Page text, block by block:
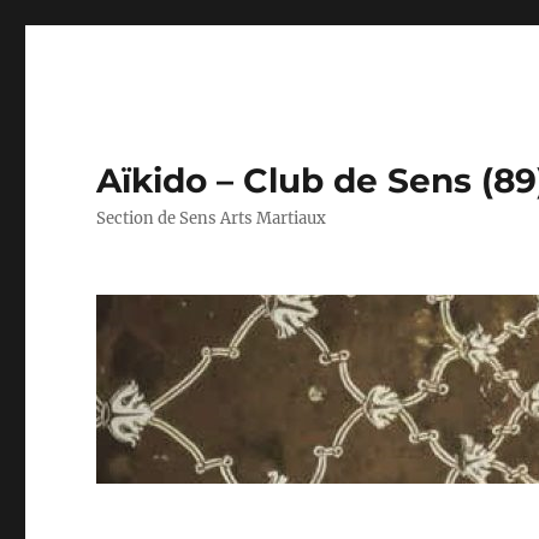
Aïkido – Club de Sens
Section de Sens Arts Martiaux